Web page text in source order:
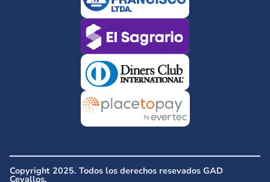
Copyright 2025. Todos los derechos resevados GAD
Cevallos.